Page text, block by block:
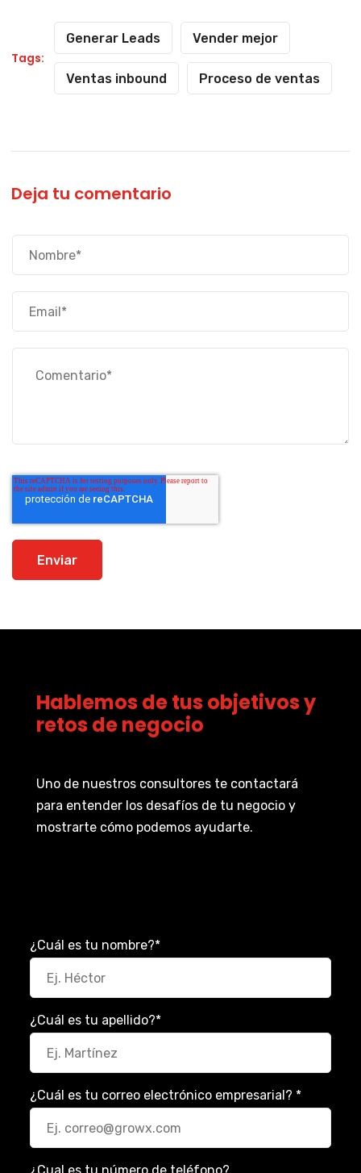
Tags:
Generar Leads Vender mejor
Ventas inbound Proceso de ventas
Deja tu comentario
Hablemos de tus objetivos y
retos de negocio
Uno de nuestros consultores te contactará
para entender los desafíos de tu negocio y
mostrarte cómo podemos ayudarte.
¿Cuál es tu nombre?*
¿Cuál es tu apellido?*
¿Cuál es tu correo electrónico empresarial? *